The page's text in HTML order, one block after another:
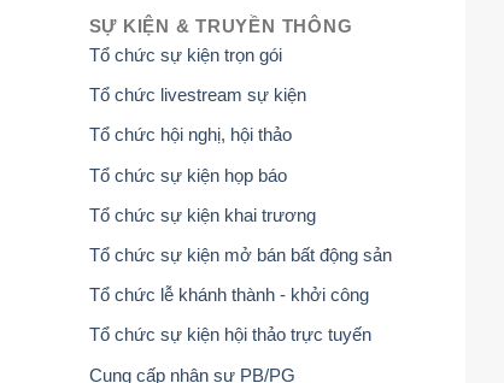
SỰ KIỆN & TRUYỀN THÔNG
Tổ chức sự kiện trọn gói
Tổ chức livestream sự kiện
Tổ chức hội nghị, hội thảo
Tổ chức sự kiện họp báo
Tổ chức sự kiện khai trương
Tổ chức sự kiện mở bán bất động sản
Tổ chức lễ khánh thành - khởi công
Tổ chức sự kiện hội thảo trực tuyến
Cung cấp nhân sự PB/PG